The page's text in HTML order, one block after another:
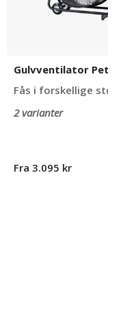
Gulvventilator Peter
Fås i forskellige
2 varianter
Fra 3.095 kr